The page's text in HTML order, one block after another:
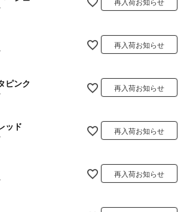
再入荷お知らせ
再入荷お知らせ
ピンク
再入荷お知らせ
ッド
再入荷お知らせ
再入荷お知らせ